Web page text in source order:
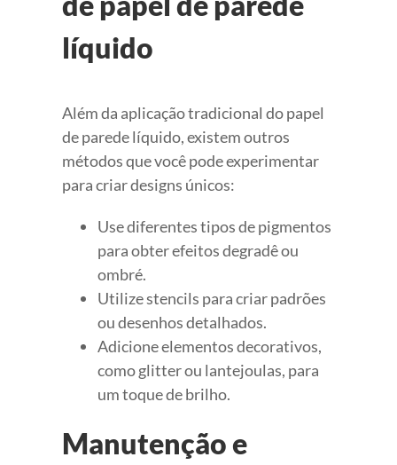
líquido
Além da aplicação tradicional do papel
de parede líquido, existem outros
métodos que você pode experimentar
para criar designs únicos:
Use diferentes tipos de pigmentos
para obter efeitos degradê ou
ombré.
Utilize stencils para criar padrões
ou desenhos detalhados.
Adicione elementos decorativos,
como glitter ou lantejoulas, para
um toque de brilho.
Manutenção e